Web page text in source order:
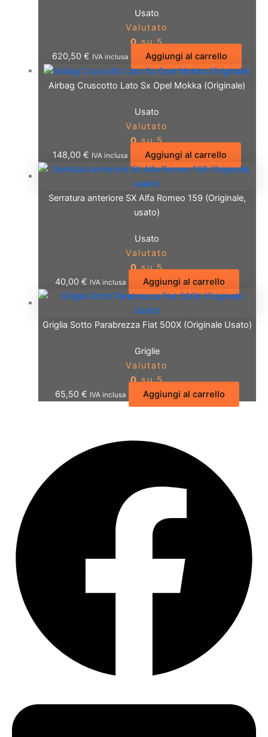
Usato
Valutato
0su 5
620,50€ IVA inclusa Aggiungi al carrello
Airbag Cruscotto Lato Sx Opel Mokka (Originale)
Usato
Valutato
0su 5
148,00€ IVA inclusa Aggiungi al carrello
Serratura anteriore SX Alfa Romeo 159 (Originale,
usato)
Usato
Valutato
0su 5
40,00 € IVA inclusa Aggiungi al carrello
Griglia Sotto Parabrezza Fiat 500X (Originale Usato)
Griglie
Valutato
0su 5
65,50 € IVA inclusa Aggiungi al carrello